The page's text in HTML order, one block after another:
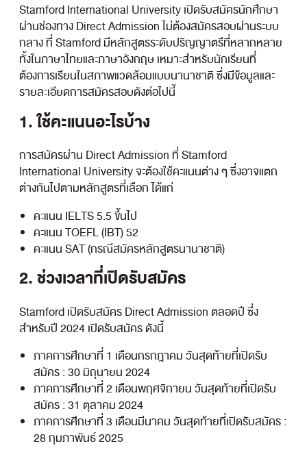
Stamford International University เปิดรับสมัครนักศึกษา
ผ่านช่องทาง Direct Admission ไม่ต้องสมัครสอบผ่านระบบ
กลาง ที่ Stamford มีหลักสูตรระดับปริญญาตรีที่หลากหลาย
ทั้งในภาษาไทยและภาษาอังกฤษ เหมาะสำหรับนักเรียนที่
ต้องการเรียนในสภาพแวดล้อมแบบนานาชาติ ซึ่งมีข้อมูลและ
รายละเอียดการสมัครสอบดังต่อไปนี้
1. ใช้คะแนนอะไรบ้าง
การสมัครผ่าน Direct Admission ที่ Stamford
International University จะต้องใช้คะแนนต่าง ๆ ซึ่งอาจแตก
ต่างกันไปตามหลักสูตรที่เลือก ได้แก่
คะแนน IELTS 5.5 ขึ้นไป
คะแนน TOEFL (IBT) 52
คะแนน SAT (กรณีสมัครหลักสูตรนานาชาติ)
2. ช่วงเวลาที่เปิดรับสมัคร
Stamford เปิดรับสมัคร Direct Admission ตลอดปี ซึ่ง
สำหรับปี 2024 เปิดรับสมัคร ดังนี้
ภาคการศึกษาที่ 1 เดือนกรกฎาคม วันสุดท้ายที่เปิดรับ
สมัคร : 30 มิถุนายน 2024
ภาคการศึกษาที่ 2 เดือนพฤศจิกายน วันสุดท้ายที่เปิดรับ
สมัคร : 31 ตุลาคม 2024
ภาคการศึกษาที่ 3 เดือนมีนาคม วันสุดท้ายที่เปิดรับสมัคร :
28 กุมภาพันธ์ 2025